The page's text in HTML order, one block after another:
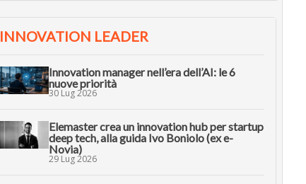
INNOVATION LEADER
Innovation manager nell’era dell’AI: le 6
nuove priorità
30 Lug 2026
Elemaster crea un innovation hub per startup
deep tech, alla guida Ivo Boniolo (ex e-
Novia)
29 Lug 2026